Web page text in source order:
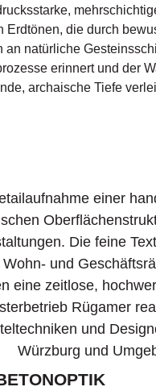
Erdtönen, die durch
an natürliche
erinnert und der
archaische Tiefe